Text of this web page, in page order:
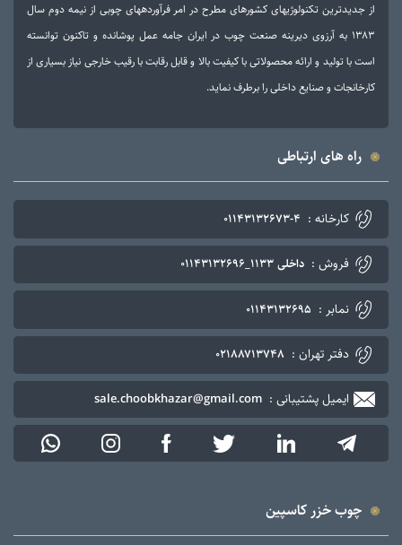
از جدیدترین تکنولوژی­های کشورهای مطرح در امر فرآورده­های چوبی از نیمه دوم سال
۱۳۸۳ به آرزوی دیرینه صنعت چوب در ایران جامه عمل پوشانده و تاکنون توانسته
است با تولید و ارائه محصولاتی با کیفیت بالا و قابل رقابت با رقیب خارجی نیاز بسیاری از
کارخانجات و صنایع داخلی را برطرف نماید.
راه های ارتباطی
کارخانه : ۰۱۱۴۳۱۳۲۶۷۳-۴
فروش : داخلی ۱۱۳۳_۰۱۱۴۳۱۳۲۶۹۶
نمابر : ۰۱۱۴۳۱۳۲۶۹۵
دفتر تهران : ۰۲۱۸۸۷۱۳۷۴۸
ایمیل پشتیبانی : sale.choobkhazar@gmail.com
چوب خزر کاسپین